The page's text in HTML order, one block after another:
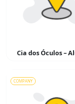
Cia dos Óculos –
COMPANY